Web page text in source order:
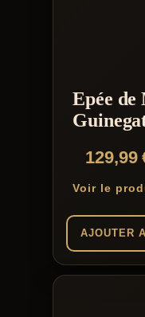
Epée
129,99
Voir le
AJOUTER